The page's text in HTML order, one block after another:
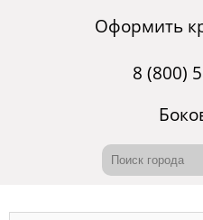
Оформить
8 (800)